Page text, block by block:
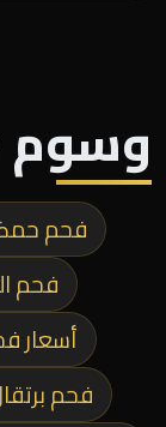
وسوم
فحم
فحم
أسعار
فحم